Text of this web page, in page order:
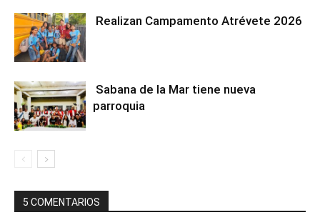
Realizan Campamento Atrévete 2026
Sabana de la Mar tiene nueva
parroquia
5 COMENTARIOS